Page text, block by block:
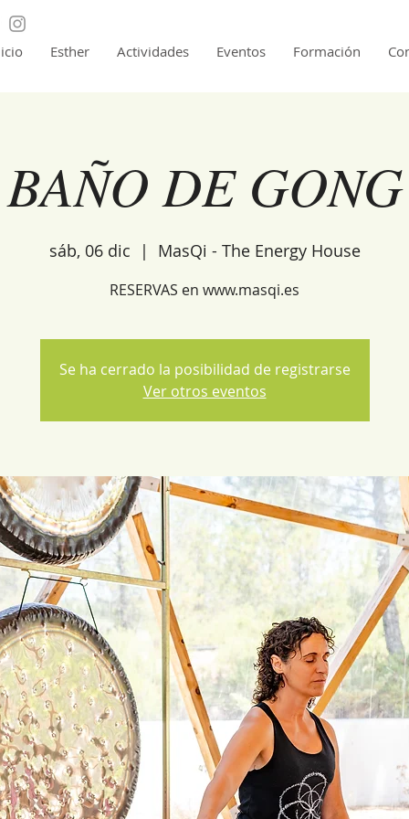
Esther Actividades Eventos Formación
BAÑO DE GONG
sáb, 06 dic
  |
MasQi - The Energy House
RESERVAS en www.masqi.es
Se ha cerrado la posibilidad de registrarse
Ver otros eventos